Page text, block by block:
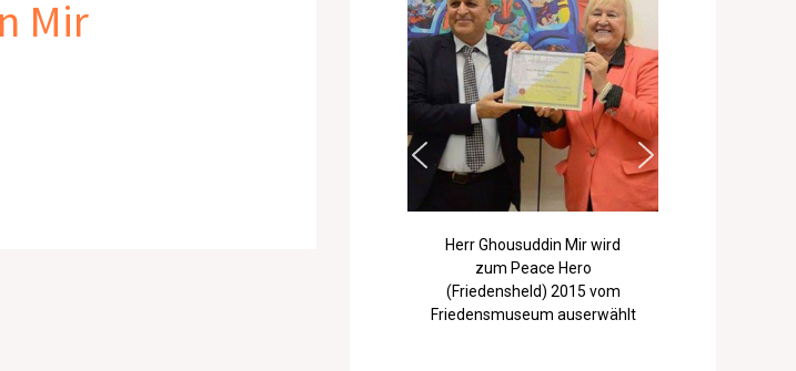
Mir
Herr Ghousuddin Mir wird
zum Peace Hero
(Friedensheld) 2015 vom
Friedensmuseum auserwählt